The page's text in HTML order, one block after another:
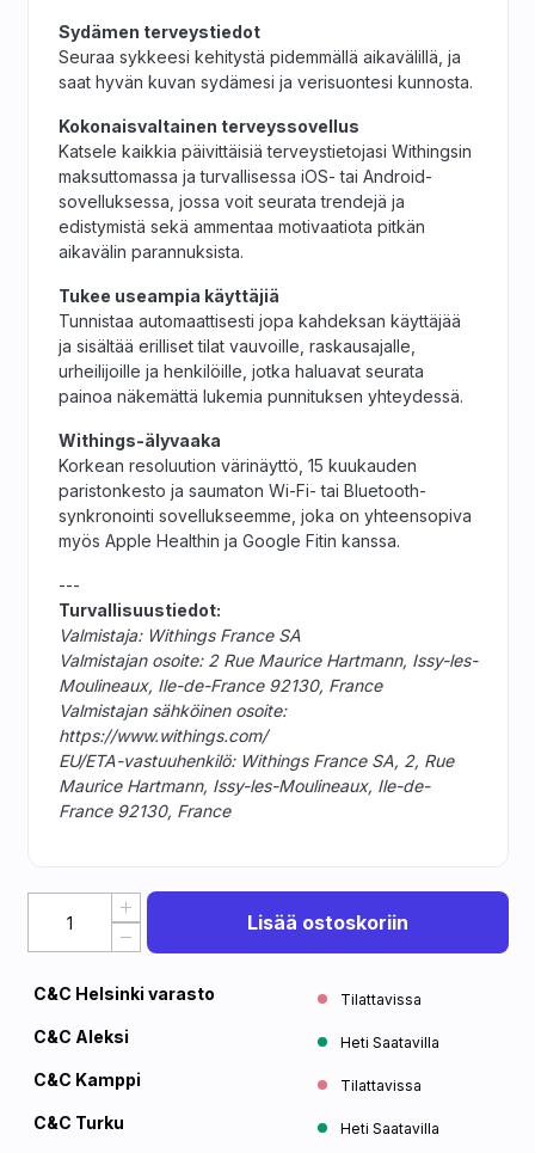
Sydämen terveystiedot
Seuraa sykkeesi kehitystä pidemmällä aikavälillä, ja
saat hyvän kuvan sydämesi ja verisuontesi kunnosta.
Kokonaisvaltainen terveyssovellus
Katsele kaikkia päivittäisiä terveystietojasi Withingsin
maksuttomassa ja turvallisessa iOS- tai Android-
sovelluksessa, jossa voit seurata trendejä ja
edistymistä sekä ammentaa motivaatiota pitkän
aikavälin parannuksista.
Tukee useampia käyttäjiä
Tunnistaa automaattisesti jopa kahdeksan käyttäjää
ja sisältää erilliset tilat vauvoille, raskausajalle,
urheilijoille ja henkilöille, jotka haluavat seurata
painoa näkemättä lukemia punnituksen yhteydessä.
Withings-älyvaaka
Korkean resoluution värinäyttö, 15 kuukauden
paristonkesto ja saumaton Wi-Fi- tai Bluetooth-
synkronointi sovellukseemme, joka on yhteensopiva
myös Apple Healthin ja Google Fitin kanssa.
---
Turvallisuustiedot:
Valmistaja: Withings France SA
Valmistajan osoite: 2 Rue Maurice Hartmann, Issy-les-
Moulineaux, Ile-de-France 92130, France
Valmistajan sähköinen osoite:
https://www.withings.com/
EU/ETA-vastuuhenkilö: Withings France SA, 2, Rue
Maurice Hartmann, Issy-les-Moulineaux, Ile-de-
France 92130, France
Lisää ostoskoriin
C&C Helsinki varasto Tilattavissa
C&C Aleksi Heti Saatavilla
C&C Kamppi Tilattavissa
C&C Turku Heti Saatavilla